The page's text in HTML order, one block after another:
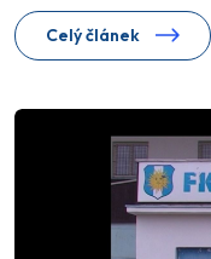
Celý článek